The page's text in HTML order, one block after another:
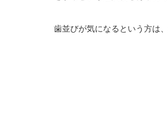
歯並びが気になるという方は